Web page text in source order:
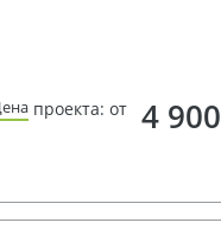
проекта: от 4 900